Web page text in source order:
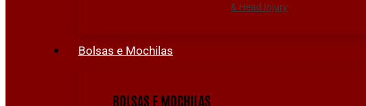
& Head Injury
Bolsas e Mochilas
BOLSAS E MOCHILAS